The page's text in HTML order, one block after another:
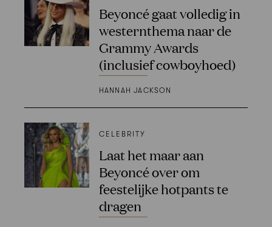
Beyoncé gaat volledig in
westernthema naar de
Grammy Awards
(inclusief cowboyhoed)
HANNAH JACKSON
CELEBRITY
Laat het maar aan
Beyoncé over om
feestelijke hotpants te
dragen